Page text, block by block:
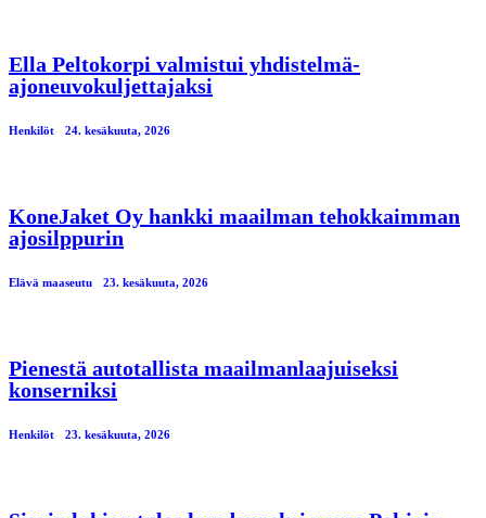
Ella Peltokorpi valmistui yhdistelmä-
ajoneuvokuljettajaksi
Henkilöt 24. kesäkuuta, 2026
KoneJaket Oy hankki maailman tehokkaimman
ajosilppurin
Elävä maaseutu 23. kesäkuuta, 2026
Pienestä autotallista maailmanlaajuiseksi
konserniksi
Henkilöt 23. kesäkuuta, 2026